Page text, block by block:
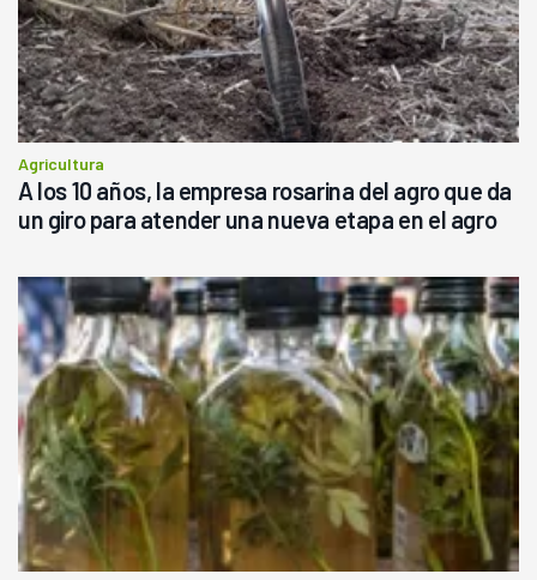
Agricultura
A los 10 años, la empresa rosarina del agro que da
un giro para atender una nueva etapa en el agro